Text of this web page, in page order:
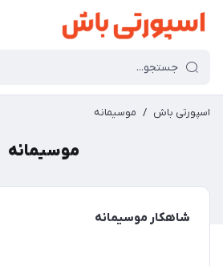
اسپورتی باش / موسیمانه
موسیمانه
شاهکار موسیمانه